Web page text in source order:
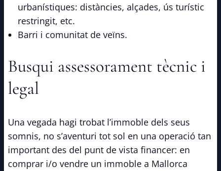
urbanístiques: distàncies, alçades, ús turístic
restringit, etc.
Barri i comunitat de veïns.
Busqui assessorament tècnic i
legal
Una vegada hagi trobat l’immoble dels seus
somnis, no s’aventuri tot sol en una operació tan
important des del punt de vista financer: en
comprar i/o vendre un immoble a Mallorca